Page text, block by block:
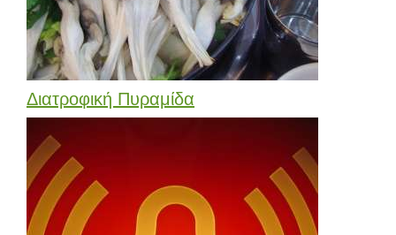
Διατροφική Πυραμίδα